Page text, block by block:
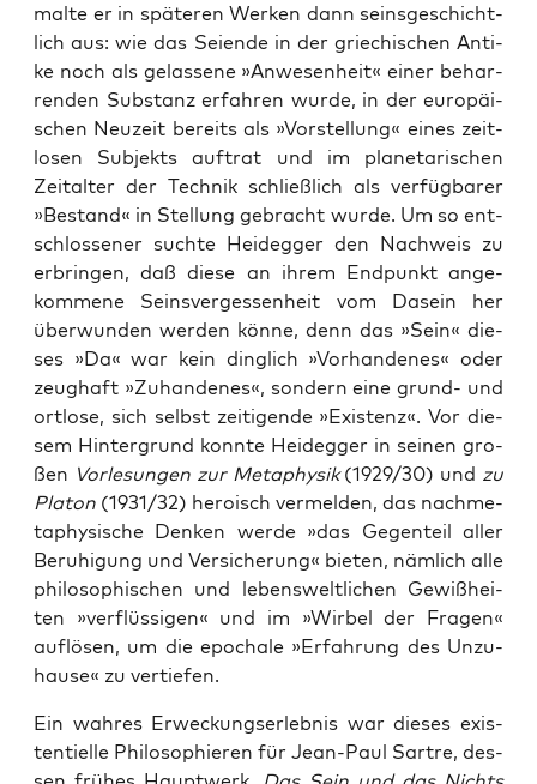
mal­te er in spä­te­ren Wer­ken dann seins­ge­schicht­
lich aus: wie das Sei­en­de in der grie­chi­schen Anti­
ke noch als gelas­se­ne »Anwe­sen­heit« einer behar­
ren­den Sub­stanz erfah­ren wur­de, in der euro­päi­
schen Neu­zeit bereits als »Vor­stel­lung« eines zeit­
lo­sen Sub­jekts auf­trat und im pla­ne­ta­ri­schen
Zeit­al­ter der Tech­nik schließ­lich als ver­füg­ba­rer
»Bestand« in Stel­lung gebracht wur­de. Um so ent­
schlos­se­ner such­te Heid­eg­ger den Nach­weis zu
erbrin­gen, daß die­se an ihrem End­punkt ange­
kom­me­ne Seins­ver­ges­sen­heit vom Dasein her
über­wun­den wer­den kön­ne, denn das »Sein« die­
ses »Da« war kein ding­lich »Vor­han­de­nes« oder
zeug­haft »Zuhan­de­nes«, son­dern eine grund- und
ort­lo­se, sich selbst zei­ti­gen­de »Exis­tenz«. Vor die­
sem Hin­ter­grund konn­te Heid­eg­ger in sei­nen gro­
ßen Vor­le­sun­gen zur Meta­phy­sik(1929/30) und zu
Pla­ton (1931/32) hero­isch ver­mel­den, das nach­me­
ta­phy­si­sche Den­ken wer­de »das Gegen­teil aller
Beru­hi­gung und Ver­si­che­rung« bie­ten, näm­lich alle
phi­lo­so­phi­schen und lebens­welt­li­chen Gewiß­hei­
ten »ver­flüs­si­gen« und im »Wir­bel der Fra­gen«
auf­lö­sen, um die epo­cha­le »Erfah­rung des Unzu­
hau­se« zu vertiefen.
Ein wah­res Erwe­ckungs­er­leb­nis war die­ses exis­
ten­ti­el­le Phi­lo­so­phie­ren für Jean-Paul Sart­re, des­